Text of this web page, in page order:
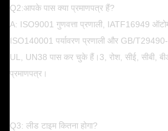
Q2:आपके पास क्या प्रमाणपत्र हैं?
A: ISO9001 गुणवत्ता प्रणाली, IATF16949
ISO140001 पर्यावरण प्रणाली और GB/
UL, UN38 पास कर चुके हैं।3, रोश, सीई, सीबी,
प्रमाणपत्र।
Q3: लीड टाइम कितना होगा?